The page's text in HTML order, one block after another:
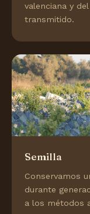
valenciana y
transmitido.
Semilla
Conservamos
durante
a los métodos